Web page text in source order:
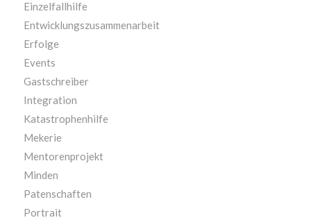
Einzelfallhilfe
Entwicklungszusammenarbeit
Erfolge
Events
Gastschreiber
Integration
Katastrophenhilfe
Mekerie
Mentorenprojekt
Minden
Patenschaften
Portrait